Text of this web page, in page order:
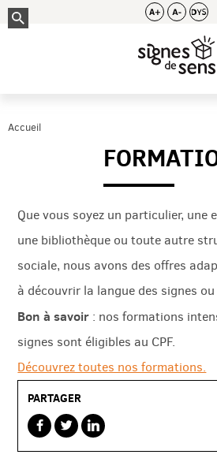
Accueil
Que vous soyez un particulier, une
une bibliothèque ou toute autre
sociale, nous avons des offres
à découvrir la langue des signes
Bon à savoir : nos formations
signes sont éligibles au CPF.
Découvrez toutes nos formations.
PARTAGER
sur
facebook
sur
twitterbird
sur
linkedin